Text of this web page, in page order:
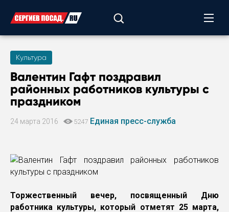
Культура
Валентин Гафт поздравил
районных работников культуры с
праздником
24 марта 2016 5247 Единая пресс-служба
Торжественный вечер, посвященный Дню
работника культуры, который отметят 25 марта,